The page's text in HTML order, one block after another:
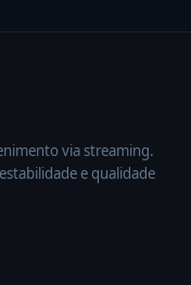
via streaming.
e qualidade